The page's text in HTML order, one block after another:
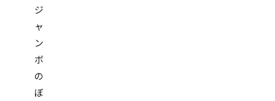
ジ
ャ
ン
ボ
の
ぼ